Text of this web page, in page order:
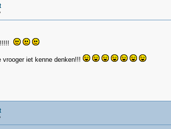
iet kenne denken!!!